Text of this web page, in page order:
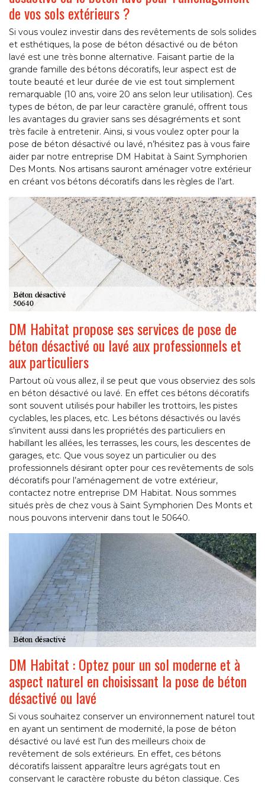
de vos sols extérieurs ?
Si vous voulez investir dans des revêtements de sols solides
et esthétiques, la pose de béton désactivé ou de béton
lavé est une très bonne alternative. Faisant partie de la
grande famille des bétons décoratifs, leur aspect est de
toute beauté et leur durée de vie est tout simplement
remarquable (10 ans, voire 20 ans selon leur utilisation). Ces
types de béton, de par leur caractère granulé, offrent tous
les avantages du gravier sans ses désagréments et sont
très facile à entretenir. Ainsi, si vous voulez opter pour la
pose de béton désactivé ou lavé, n’hésitez pas à vous faire
aider par notre entreprise DM Habitat à Saint Symphorien
Des Monts. Nos artisans sauront aménager votre extérieur
en créant vos bétons décoratifs dans les règles de l’art.
DM Habitat propose ses services de pose de
béton désactivé ou lavé aux professionnels et
aux particuliers
Partout où vous allez, il se peut que vous observiez des sols
en béton désactivé ou lavé. En effet ces bétons décoratifs
sont souvent utilisés pour habiller les trottoirs, les pistes
cyclables, les places, etc. Les bétons désactivés ou lavés
s’invitent aussi dans les propriétés des particuliers en
habillant les allées, les terrasses, les cours, les descentes de
garages, etc. Que vous soyez un particulier ou des
professionnels désirant opter pour ces revêtements de sols
décoratifs pour l’aménagement de votre extérieur,
contactez notre entreprise DM Habitat. Nous sommes
situés près de chez vous à Saint Symphorien Des Monts et
nous pouvons intervenir dans tout le 50640.
DM Habitat : Optez pour un sol moderne et à
aspect naturel en choisissant la pose de béton
désactivé ou lavé
Si vous souhaitez conserver un environnement naturel tout
en ayant un sentiment de modernité, la pose de béton
désactivé ou lavé est l'un des meilleurs choix de
revêtement de sols extérieurs. En effet, ces bétons
décoratifs laissent apparaître leurs agrégats tout en
conservant le caractère robuste du béton classique. Ces